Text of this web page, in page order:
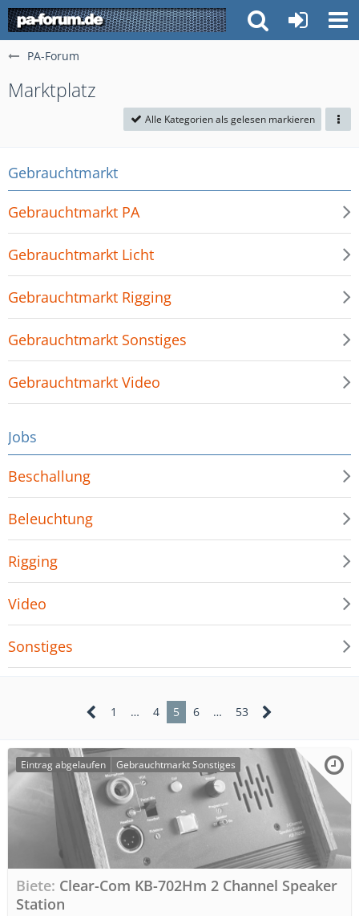
PA-Forum
Marktplatz
Alle Kategorien als gelesen markieren
Gebrauchtmarkt
Gebrauchtmarkt PA
Gebrauchtmarkt Licht
Gebrauchtmarkt Rigging
Gebrauchtmarkt Sonstiges
Gebrauchtmarkt Video
Jobs
Beschallung
Beleuchtung
Rigging
Video
Sonstiges
1 … 4 5 6 … 53
Eintrag abgelaufen Gebrauchtmarkt Sonstiges
Biete Clear-Com KB-702Hm 2 Channel Speaker
Station